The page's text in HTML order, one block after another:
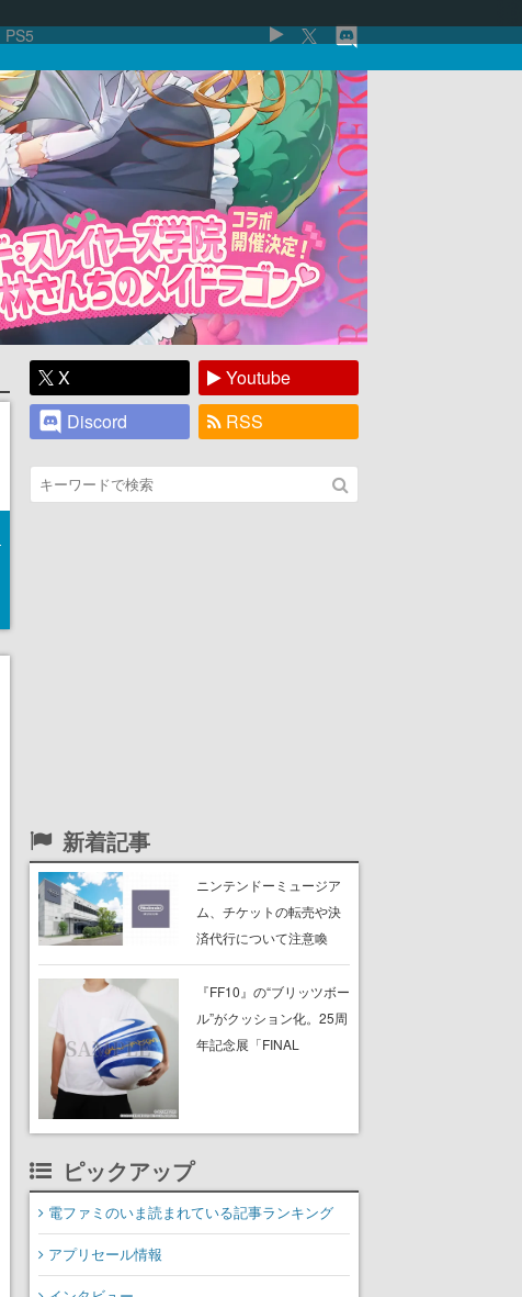
PS5
X
Youtube
Discord
RSS
新着記事
ニンテンドーミュージア
ム、チケットの転売や決
済代行について注意喚
起。公式サイト以外で買
ったチケットで入館でき
ない事例が複数発生
『FF10』の“ブリッツボー
ル”がクッション化。25周
年記念展「FINAL
ピックアップ
電ファミのいま読まれている記事ランキング
アプリセール情報